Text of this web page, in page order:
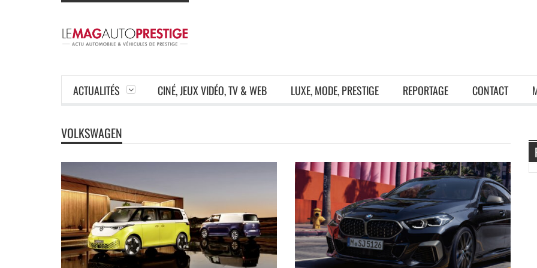
ACTUALITÉS CINÉ, JEUX VIDÉO, TV & WEB LUXE, MODE, PRESTIGE REPORTAGE CONTACT
VOLKSWAGEN